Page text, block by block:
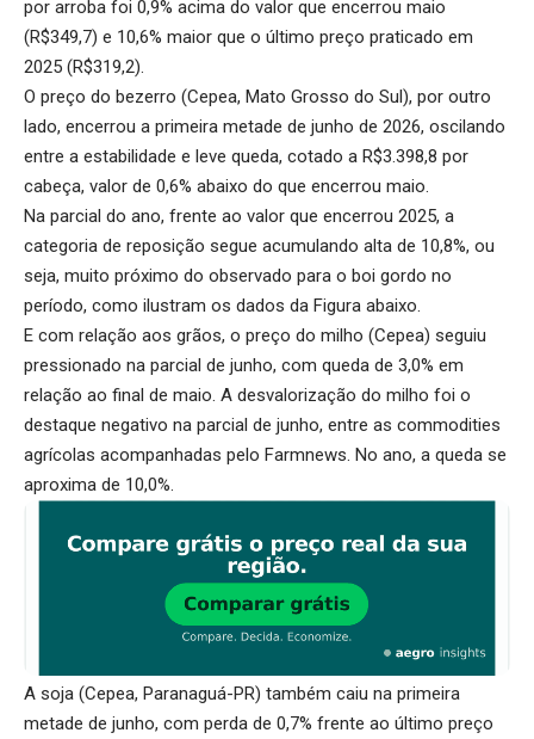
por arroba foi 0,9% acima do valor que encerrou maio
(R$349,7) e 10,6% maior que o último preço praticado em
2025 (R$319,2).
O preço do bezerro (Cepea, Mato Grosso do Sul), por outro
lado, encerrou a primeira metade de junho de 2026, oscilando
entre a estabilidade e leve queda, cotado a R$3.398,8 por
cabeça, valor de 0,6% abaixo do que encerrou maio.
Na parcial do ano, frente ao valor que encerrou 2025, a
categoria de reposição segue acumulando alta de 10,8%, ou
seja, muito próximo do observado para o boi gordo no
período, como ilustram os dados da Figura abaixo.
E com relação aos grãos, o preço do milho (Cepea) seguiu
pressionado na parcial de junho, com queda de 3,0% em
relação ao final de maio. A desvalorização do milho foi o
destaque negativo na parcial de junho, entre as commodities
agrícolas acompanhadas pelo Farmnews. No ano, a queda se
aproxima de 10,0%.
A soja (Cepea, Paranaguá-PR) também caiu na primeira
metade de junho, com perda de 0,7% frente ao último preço